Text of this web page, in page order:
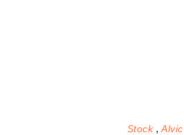
Stock Alvic